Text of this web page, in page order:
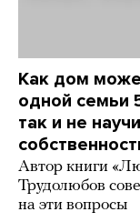
Как дом
одной семьи
так и не
Автор книги
Трудолюбов
на эти вопросы